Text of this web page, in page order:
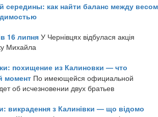
середины: как найти баланс между весом
16 липня У Чернівцях відбулася акція
Михайла
похищение из Калиновки — что
момент По имеющейся официальной
об исчезновении двух братьев
викрадення з Калинівки — що відомо